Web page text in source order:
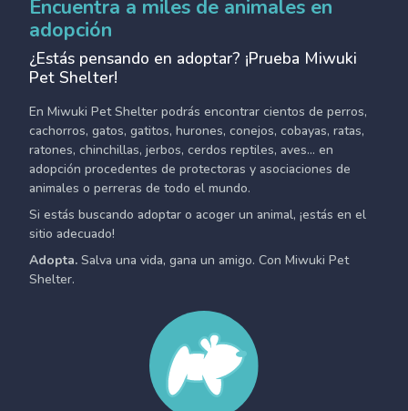
Encuentra a miles de animales en
adopción
¿Estás pensando en adoptar? ¡Prueba Miwuki
Pet Shelter!
En Miwuki Pet Shelter podrás encontrar cientos de perros,
cachorros, gatos, gatitos, hurones, conejos, cobayas, ratas,
ratones, chinchillas, jerbos, cerdos reptiles, aves... en
adopción procedentes de protectoras y asociaciones de
animales o perreras de todo el mundo.
Si estás buscando adoptar o acoger un animal, ¡estás en el
sitio adecuado!
Adopta. Salva una vida, gana un amigo. Con Miwuki Pet
Shelter.